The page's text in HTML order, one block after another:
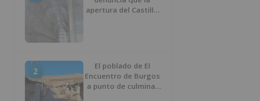
apertura del Castillo
2
El poblado de El
Encuentro de Burgos
a punto de culminar